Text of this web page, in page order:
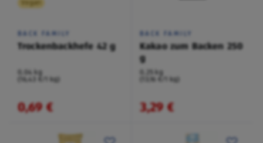
Vegan
BACK FAMILY
Trockenbackhefe 42 g
0,04 kg
(16,43 €/1 kg)
0,69 €
BACK FAMILY
Kakao zum Backen 250
g
0,25 kg
(13,16 €/1 kg)
3,29 €